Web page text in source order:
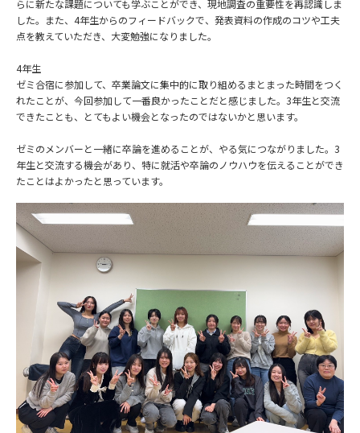
らに新たな課題についても学ぶことができ、現地調査の重要性を再認識しま
した。また、4年生からのフィードバックで、発表資料の作成のコツや工夫
点を教えていただき、大変勉強になりました。
4年生
ゼミ合宿に参加して、卒業論文に集中的に取り組めるまとまった時間をつく
れたことが、今回参加して一番良かったことだと感じました。3年生と交流
できたことも、とてもよい機会となったのではないかと思います。
ゼミのメンバーと一緒に卒論を進めることが、やる気につながりました。3
年生と交流する機会があり、特に就活や卒論のノウハウを伝えることができ
たことはよかったと思っています。